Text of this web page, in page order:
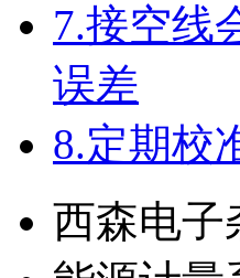
7.接空线
误差
8.定期校
西森电子